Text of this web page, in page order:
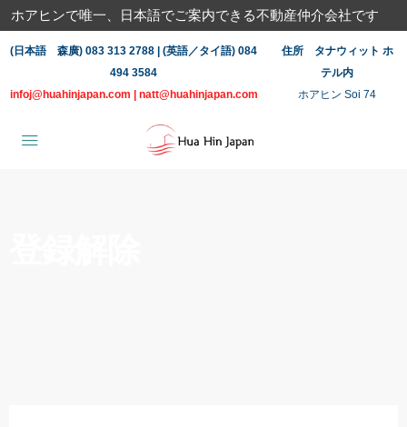
ホアヒンで唯一、日本語でご案内できる不動産仲介会社です
(日本語 森廣) 083 313 2788 | (英語／タイ語) 084
494 3584
infoj@huahinjapan.com
natt@huahinjapan.com
住所 タナウィット ホ
テル内
ホアヒン Soi 74